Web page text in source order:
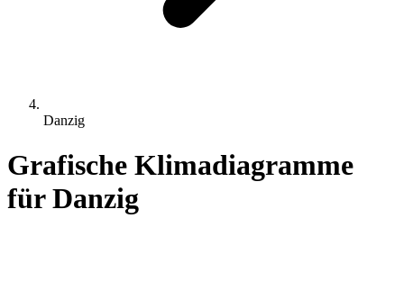
Danzig
Grafische Klimadiagramme
für Danzig